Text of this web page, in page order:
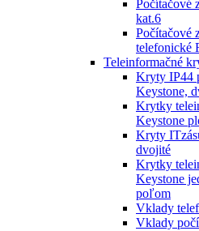
Počítačové
kat.6
Počítačové
telefonické
Teleinformačné
Kryty IP44
Keystone,
Krytky
Keystone
Kryty
dvojité
Krytky
Keystone
poľom
Vklady
Vklady